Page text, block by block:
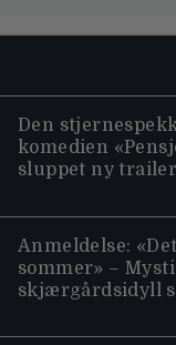
Den
komedien
sluppet ny trailer
Anmeldelse:
sommer» –
skjærgårdsidyll